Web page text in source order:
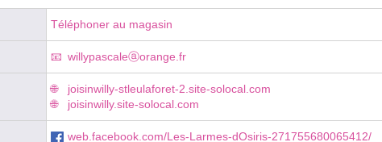
Téléphoner au magasin
willypascaleⓐorange.fr
joisinwilly-stleulaforet-2.site-solocal.com
joisinwilly.site-solocal.com
web.facebook.com/Les-Larmes-dOsiris-271755680065412/